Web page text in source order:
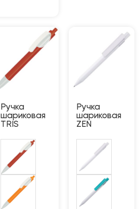
Ручка
шариковая
TRIS
Ручка
шариковая
ZEN